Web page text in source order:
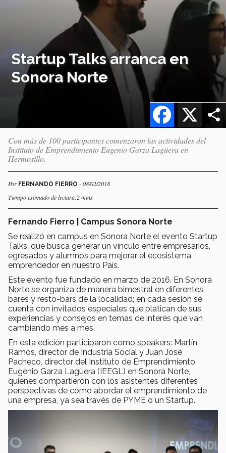
Startup Talks arranca en
Sonora Norte
X
Facebook
Con más de 100 participantes comenzaron las actividades del
Instituto de Emprendimiento Eugenio Garza Lagüera en
Hermosillo.
Por FERNANDO FIERRO - 08/02/2018
Tiempo estimado de lectura:2 mins
Fernando Fierro | Campus Sonora Norte
Se realizó en campus en Sonora Norte el evento Startup
Talks, que busca generar un vínculo entre empresarios,
egresados y alumnos para mejorar el ecosistema
emprendedor en nuestro País.
Este evento fue fundado en marzo de 2016. En Sonora
Norte se organiza de manera bimestral en diferentes
bares y resto-bars de la localidad; en cada sesión se
cuenta con invitados especiales que platican de sus
experiencias y consejos en temas de interés que van
cambiando mes a mes.
En esta edición participaron como speakers: Martín
Ramos, director de Industria Social y Juan José
Pacheco, director del Instituto de Emprendimiento
Eugenio Garza Lagüera (IEEGL) en Sonora Norte,
quienes compartieron con los asistentes diferentes
perspectivas de cómo abordar el emprendimiento de
una empresa, ya sea través de PYME o un Startup.